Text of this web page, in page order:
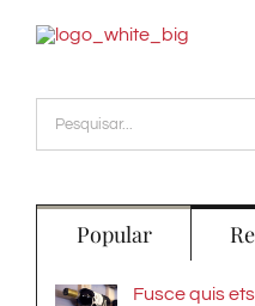
Buscar
resultados
Popular
Fusce quis